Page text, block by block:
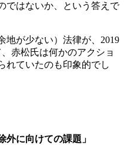
ではないか、という答えで
地が少ない）法律が、2019
赤松氏は何かのアクショ
れていたのも印象的でし
外に向けての課題」